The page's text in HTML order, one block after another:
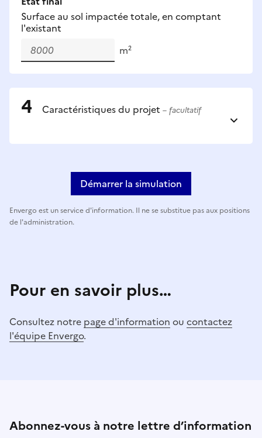
Surface au sol impactée totale, en comptant
l'existant
m²
Caractéristiques du projet – facultatif
Démarrer la simulation
Envergo est un service d'information. Il ne se substitue pas aux positions
de l'administration.
Pour en savoir plus…
Consultez notre page d'information ou contactez
l'équipe Envergo.
Abonnez-vous à notre lettre d’information